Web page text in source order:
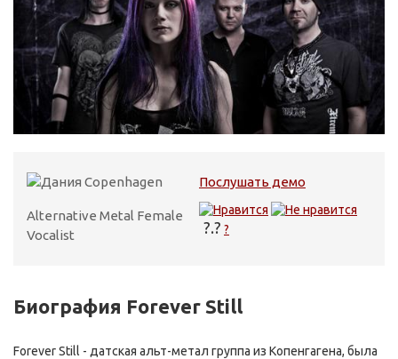
Copenhagen Послушать демо
Alternative Metal Female
Vocalist
?.? ?
Биография Forever Still
Forever Still - датская альт-метал группа из Копенгагена, была